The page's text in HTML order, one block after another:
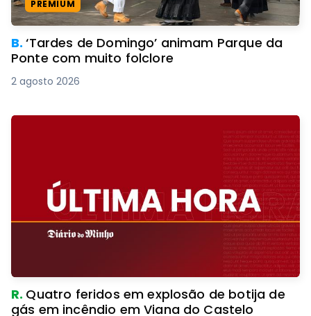
PREMIUM
B.‘Tardes de Domingo’ animam Parque da
Ponte com muito folclore
2 agosto 2026
R. Quatro feridos em explosão de botija de
gás em incêndio em Viana do Castelo